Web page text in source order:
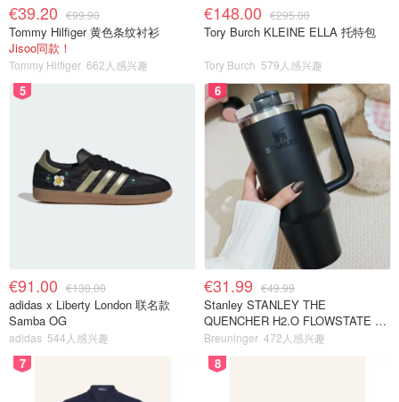
€39.20 €99.90
Tommy Hilfiger 黄色条纹衬衫
Jisoo同款！
Tommy Hilfiger 662人感兴趣
€148.00 €295.00
Tory Burch KLEINE ELLA 托特包
Tory Burch 579人感兴趣
5
€91.00 €130.00
adidas x Liberty London 联名款
Samba OG
adidas 544人感兴趣
6
€31.99 €49.99
Stanley STANLEY THE
QUENCHER H2.O FLOWSTATE 保
温杯 1.18L 黑色
Breuninger 472人感兴趣
7 8